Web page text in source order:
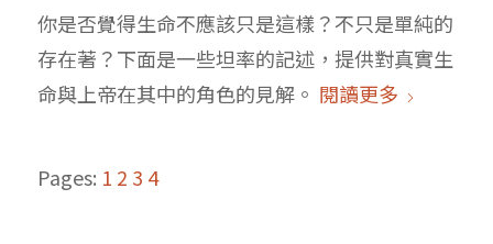
你是否覺得生命不應該只是這樣？不只是單純的
存在著？下面是一些坦率的記述，提供對真實生
命與上帝在其中的角色的見解。 閱讀更多
Pages: 1 2 3 4